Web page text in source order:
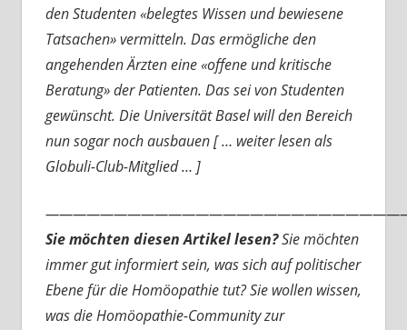
den Studenten «belegtes Wissen und bewiesene
Tatsachen» vermitteln. Das ermögliche den
angehenden Ärzten eine «offene und kritische
Beratung» der Patienten. Das sei von Studenten
gewünscht. Die Universität Basel will den Bereich
nun sogar noch ausbauen [ … weiter lesen als
Globuli-Club-Mitglied … ]
Sie möchten diesen Artikel lesen?Sie möchten
immer gut informiert sein, was sich auf politischer
Ebene für die Homöopathie tut? Sie wollen wissen,
was die Homöopathie-Community zur